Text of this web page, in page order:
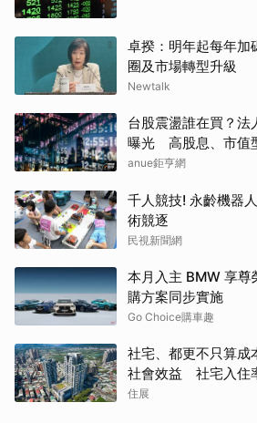
卓揆：明年起每年加
圈及市場轉型升級
Newtalk
台股震盪誰在買？法
曝光 高股息、市值
anue鉅亨網
千人競技! 永齡機器
術競逐
民視新聞網
本月入主 BMW 享尊
購方案同步實施
Go Choice購車趣
社宅、都更不只算成
社會效益 社宅入住
住展